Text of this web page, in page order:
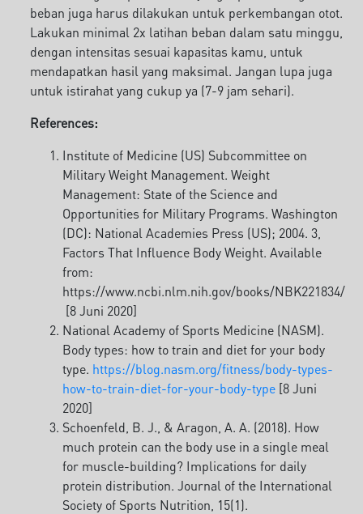
beban juga harus dilakukan untuk perkembangan otot.
Lakukan minimal 2x latihan beban dalam satu minggu,
dengan intensitas sesuai kapasitas kamu, untuk
mendapatkan hasil yang maksimal. Jangan lupa juga
untuk istirahat yang cukup ya (7-9 jam sehari).
References:
Institute of Medicine (US) Subcommittee on
Military Weight Management. Weight
Management: State of the Science and
Opportunities for Military Programs. Washington
(DC): National Academies Press (US); 2004. 3,
Factors That Influence Body Weight. Available
from:
https://www.ncbi.nlm.nih.gov/books/NBK221834/
[8 Juni 2020]
National Academy of Sports Medicine (NASM).
Body types: how to train and diet for your body
type. https://blog.nasm.org/fitness/body-types-
how-to-train-diet-for-your-body-type [8 Juni
2020]
Schoenfeld, B. J., & Aragon, A. A. (2018). How
much protein can the body use in a single meal
for muscle-building? Implications for daily
protein distribution. Journal of the International
Society of Sports Nutrition, 15(1).